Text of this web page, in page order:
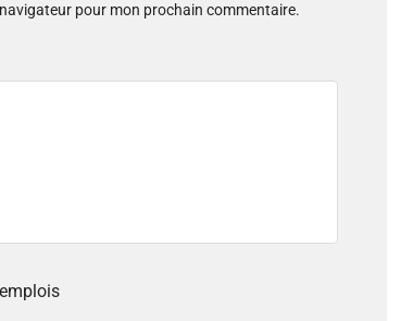
pour mon prochain commentaire.